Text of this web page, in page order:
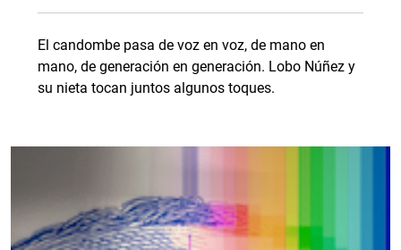
El candombe pasa de voz en voz, de mano en
mano, de generación en generación. Lobo Núñez y
su nieta tocan juntos algunos toques.